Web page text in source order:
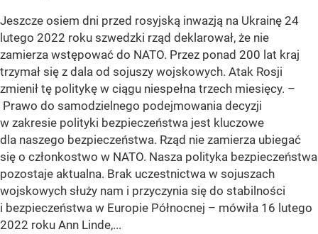
Jeszcze osiem dni przed rosyjską inwazją na Ukrainę 24
lutego 2022 roku szwedzki rząd deklarował, że nie
zamierza wstępować do NATO. Przez ponad 200 lat kraj
trzymał się z dala od sojuszy wojskowych. Atak Rosji
zmienił tę politykę w ciągu niespełna trzech miesięcy. –
Prawo do samodzielnego podejmowania decyzji
w zakresie polityki bezpieczeństwa jest kluczowe
dla naszego bezpieczeństwa. Rząd nie zamierza ubiegać
się o członkostwo w NATO. Nasza polityka bezpieczeństwa
pozostaje aktualna. Brak uczestnictwa w sojuszach
wojskowych służy nam i przyczynia się do stabilności
i bezpieczeństwa w Europie Północnej – mówiła 16 lutego
2022 roku Ann Linde,...